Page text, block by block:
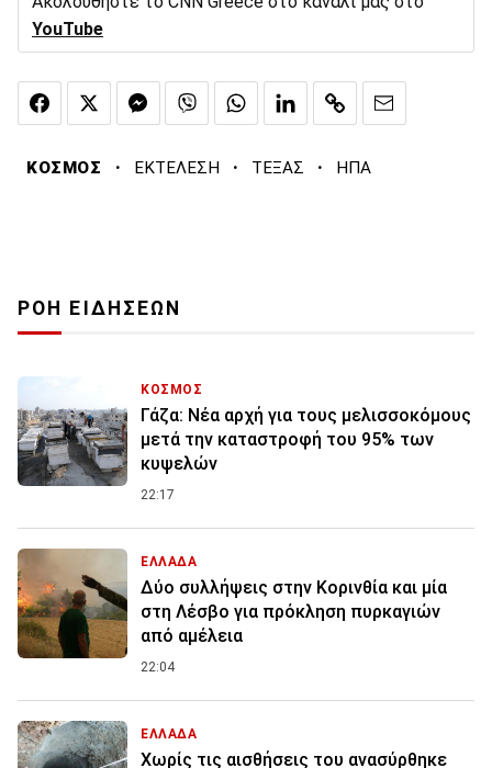
YouTube
ΚΟΣΜΟΣ · ΕΚΤΕΛΕΣΗ · ΤΕΞΑΣ · ΗΠΑ
ΡΟΗ ΕΙΔΗΣΕΩΝ
ΚΟΣΜΟΣ
Γάζα: Νέα αρχή για τους μελισσοκόμους
μετά την καταστροφή του 95% των
κυψελών
22:17
ΕΛΛΑΔΑ
Δύο συλλήψεις στην Κορινθία και μία
στη Λέσβο για πρόκληση πυρκαγιών
από αμέλεια
22:04
ΕΛΛΑΔΑ
Χωρίς τις αισθήσεις του ανασύρθηκε